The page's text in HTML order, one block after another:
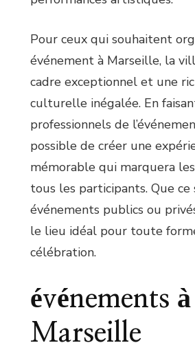
Pour ceux qui souhaitent
événement à Marseille, la
cadre exceptionnel et une
culturelle inégalée. En
professionnels de
possible de créer une
mémorable qui marquera
tous les participants. Que
événements publics ou
le lieu idéal pour toute
célébration.
événements à
Marseille